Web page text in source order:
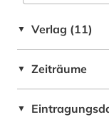
statistik (1)
▼ Verlag (11)
▼ Zeiträume
▼